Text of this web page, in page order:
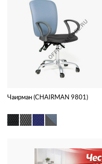
Чаирман (CHAIRMAN 9801)